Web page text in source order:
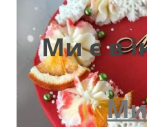
Ми є в
Ми